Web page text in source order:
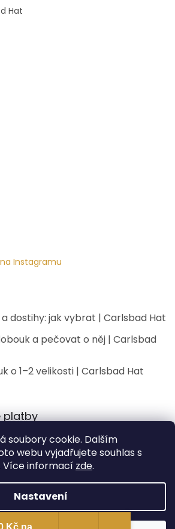
soubory cookie. Dalším
webu vyjadřujete souhlas s
Více informací zde.
Nastavení
Hat
Instagramu
dostihy: jak vybrat | Carlsbad Hat
a pečovat o něj | Carlsbad
o 1–2 velikosti | Carlsbad Hat
platby
Vytvořil Shoptet Premium
Kč na